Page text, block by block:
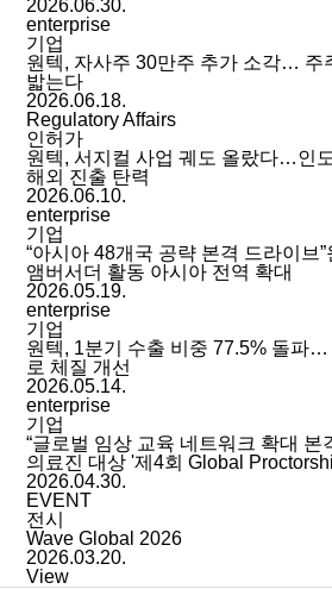
2026.06.30.
enterprise
기업
원텍, 자사주 30만주 추가 소각… 주
밟는다
2026.06.18.
Regulatory Affairs
인허가
원텍, 서지컬 사업 궤도 올랐다…인
해외 진출 탄력
2026.06.10.
enterprise
기업
“아시아 48개국 공략 본격 드라이브
앰버서더 활동 아시아 전역 확대
2026.05.19.
enterprise
기업
원텍, 1분기 수출 비중 77.5% 돌파
로 체질 개선
2026.05.14.
enterprise
기업
“글로벌 임상 교육 네트워크 확대 본
의료진 대상 '제4회 Global
2026.04.30.
EVENT
전시
Wave Global 2026
2026.03.20.
View